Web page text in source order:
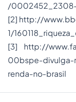
/
[2] http://
1/
[3] http://
00bspe-divulga-
renda-no-brasil